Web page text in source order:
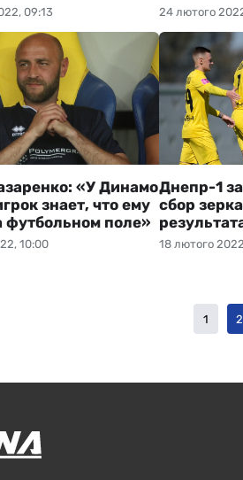
09:13 24 лютого
10:00
«У Динамо
знает, что ему
футбольном поле»
18 лютого
Днепр-1
сбор
1 2